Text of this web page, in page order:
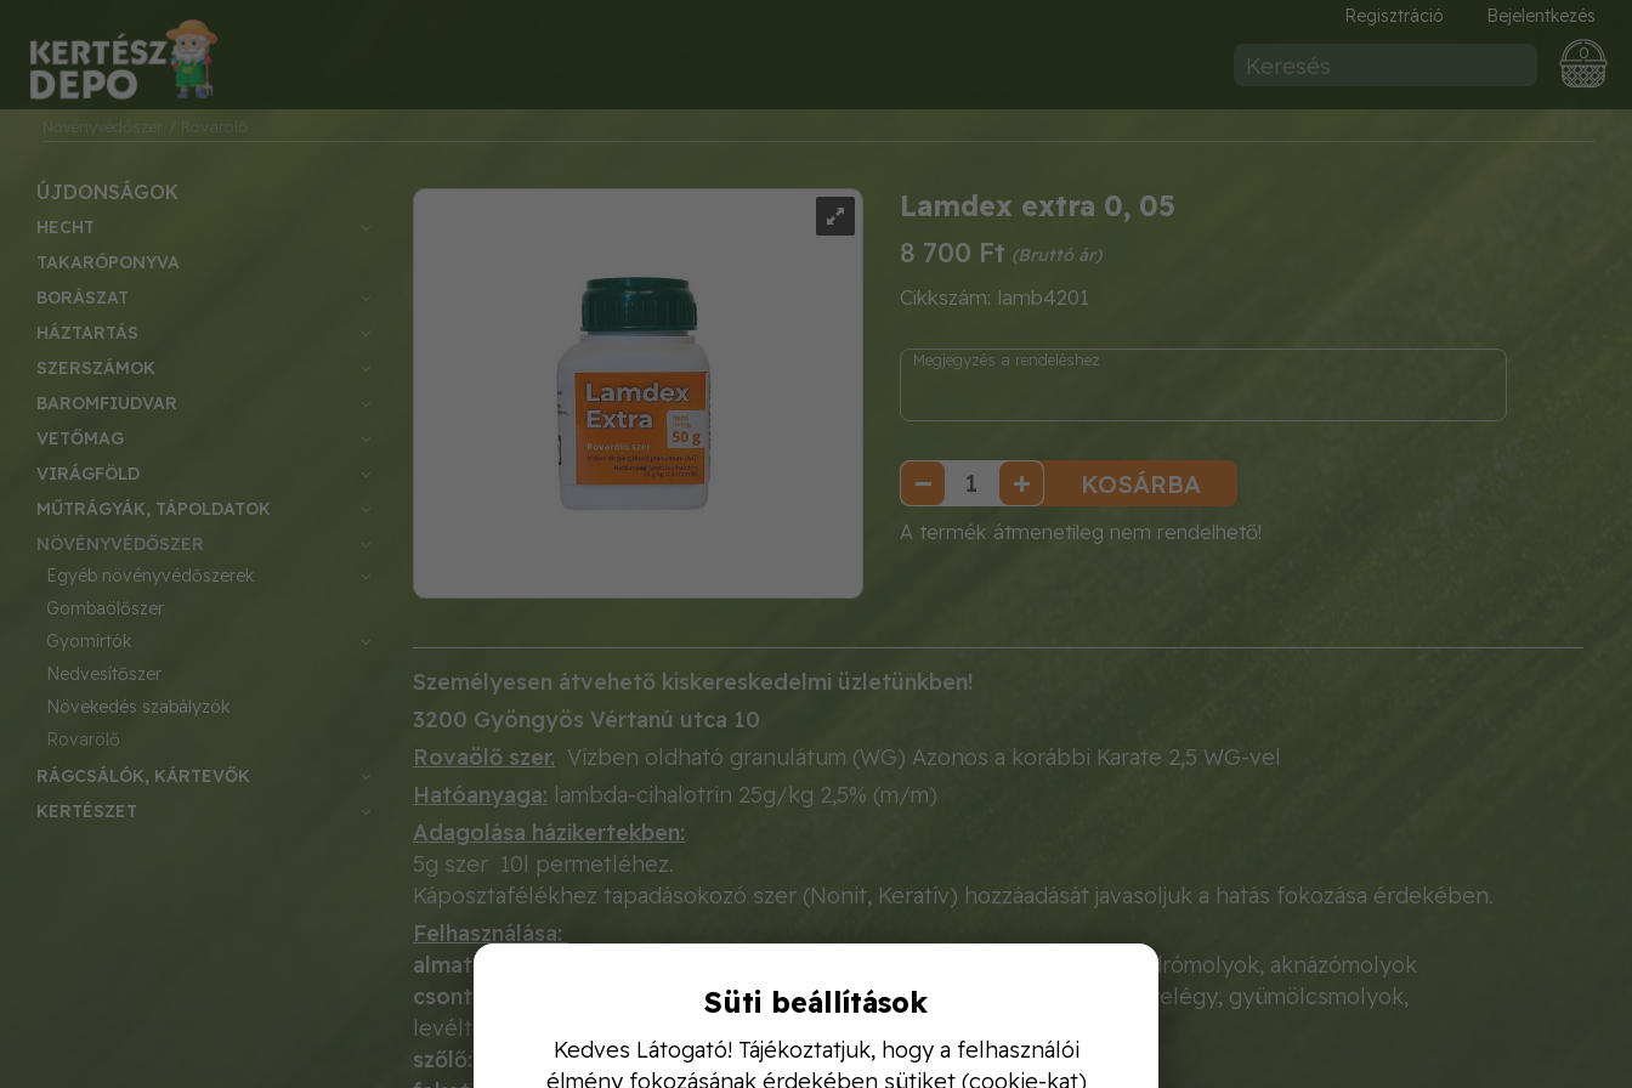
Regisztráció Bejelentkezés
0
Növényvédőszer / Rovarölő
Lamdex extra 0, 05
8 700 Ft
Cikkszám: lamb4201
KOSÁRBA
A termék átmenetileg nem rendelhető!
Személyesen átvehető kiskereskedelmi üzletünkben!
3200 Gyöngyös Vértanú utca 10
Rovaölő szer. Vízben oldható granulátum (WG) Azonos a korábbi Karate 2,5 WG-vel
Hatóanyaga: lambda-cihalotrin 25g/kg 2,5% (m/m)
Adagolása házikertekben:
5g szer 10l permetléhez.
Káposztafélékhez tapadásokozó szer (Nonit, Keratív) hozzáadását javasoljuk a hatás fokozása érdekében.
Felhasználása:
almatermésűek (alma, körte, birs, naspolya):
almamoly, levéltetvek, sodrómolyok, aknázómolyok
csonthéjasok (őszibarack, kajszi, szilva, csersznye, meeggy):
cseresznyelégy, gyümölcsmolyok,
levéltetvek
szőlő: szőlőmolyok
ÚJDONSÁGOK
HECHT
TAKARÓPONYVA
BORÁSZAT
HÁZTARTÁS
SZERSZÁMOK
BAROMFIUDVAR
VETŐMAG
VIRÁGFÖLD
MŰTRÁGYÁK, TÁPOLDATOK
NÖVÉNYVÉDŐSZER
egyéb növényvédőszerek
gombaölőszer
gyomírtók
nedvesítőszer
növekedés szabályzók
rovarölő
RÁGCSÁLÓK, KÁRTEVŐK
KERTÉSZET
Süti beállítások
Kedves Látogató! Tájékoztatjuk, hogy a felhasználói
élmény fokozásának érdekében sütiket (cookie-kat)